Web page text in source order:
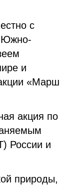
с
Южно-
и
«Марш
акция по
России и
природы,